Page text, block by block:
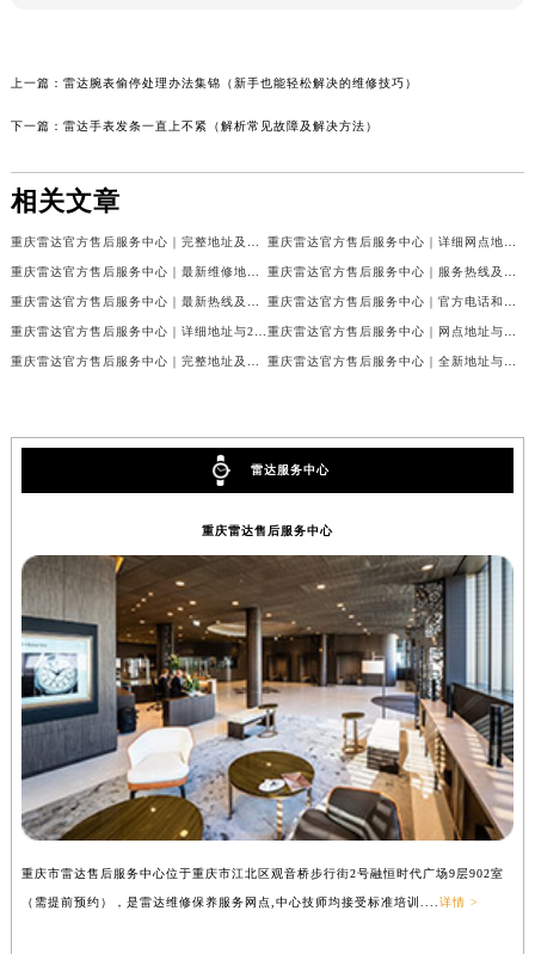
上一篇： 雷达腕表偷停处理办法集锦（新手也能轻松解决的维修技巧）
下一篇： 雷达手表发条一直上不紧（解析常见故障及解决方法）
相关文章
雷达服务中心
重庆雷达售后服务中心
重庆市雷达售后服务中心位于重庆市江北区观音桥步行街2号融恒时代广场9层902室
（需提前预约），是雷达维修保养服务网点,中心技师均接受标准培训.... 详情 >